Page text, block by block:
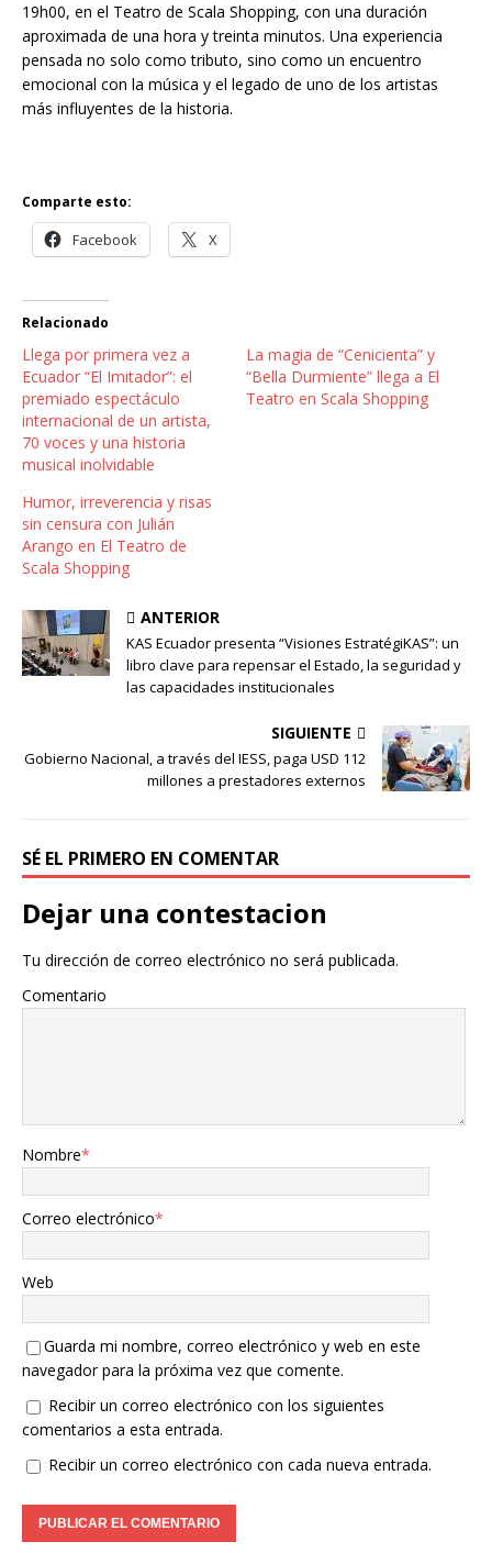
19h00, en el Teatro de Scala Shopping, con una duración
aproximada de una hora y treinta minutos. Una experiencia
pensada no solo como tributo, sino como un encuentro
emocional con la música y el legado de uno de los artistas
más influyentes de la historia.
Comparte esto:
Facebook X
Relacionado
Llega por primera vez a
Ecuador “El Imitador”: el
premiado espectáculo
internacional de un artista,
70 voces y una historia
musical inolvidable
La magia de “Cenicienta” y
“Bella Durmiente” llega a El
Teatro en Scala Shopping
Humor, irreverencia y risas
sin censura con Julián
Arango en El Teatro de
Scala Shopping
ANTERIOR
KAS Ecuador presenta “Visiones EstratégiKAS”: un
libro clave para repensar el Estado, la seguridad y
las capacidades institucionales
SIGUIENTE
Gobierno Nacional, a través del IESS, paga USD 112
millones a prestadores externos
SÉ EL PRIMERO EN COMENTAR
Dejar una contestacion
Tu dirección de correo electrónico no será publicada.
Comentario
Nombre*
Correo electrónico*
Web
Guarda mi nombre, correo electrónico y web en este
navegador para la próxima vez que comente.
Recibir un correo electrónico con los siguientes
comentarios a esta entrada.
Recibir un correo electrónico con cada nueva entrada.